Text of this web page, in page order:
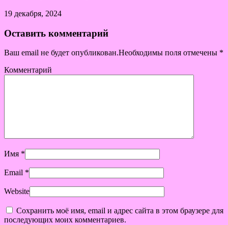
19 декабря, 2024
Оставить комментарий
Ваш email не будет опубликован.Необходимы поля отмечены *
Комментарий
Имя *
Email *
Website
Сохранить моё имя, email и адрес сайта в этом браузере для
последующих моих комментариев.